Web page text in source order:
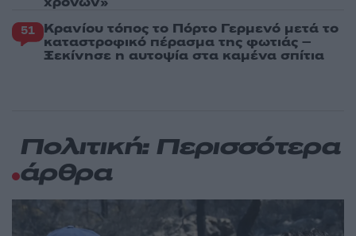
51 Κρανίου τόπος το Πόρτο Γερμενό μετά το
καταστροφικό πέρασμα της φωτιάς –
Ξεκίνησε η αυτοψία στα καμένα σπίτια
Πολιτική: Περισσότερα
άρθρα